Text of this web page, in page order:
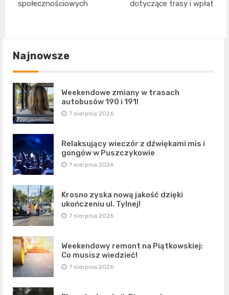
społecznościowych
dotyczące trasy i wpłat
Najnowsze
Weekendowe zmiany w trasach
autobusów 190 i 191!
7 sierpnia 2026
Relaksujący wieczór z dźwiękami mis i
gongów w Puszczykowie
7 sierpnia 2026
Krosno zyska nową jakość dzięki
ukończeniu ul. Tylnej!
7 sierpnia 2026
Weekendowy remont na Piątkowskiej:
Co musisz wiedzieć!
7 sierpnia 2026